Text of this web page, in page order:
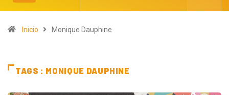
Inicio Monique Dauphine
TAGS : MONIQUE DAUPHINE